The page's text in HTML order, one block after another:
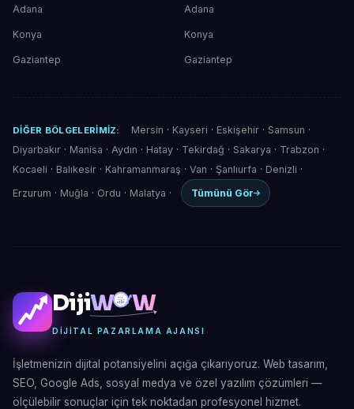
Adana
Konya
Gaziantep
Adana
Konya
Gaziantep
DIĞER BÖLGELERIMIZ: Mersin · Kayseri · Eskişehir· Samsun ·
Diyarbakır · Manisa · Aydın · Hatay · Tekirdağ · Sakarya · Trabzon ·
Kocaeli · Balıkesir · Kahramanmaraş · Van · Şanlıurfa · Denizli ·
Erzurum · Muğla · Ordu · Malatya · Tümünü Gör
DijiW W
DIJITAL PAZARLAMA AJANSI
İşletmenizin dijital potansiyelini açığa çıkarıyoruz. Web tasarım,
SEO, Google Ads, sosyal medya ve özel yazılım çözümleri —
ölçülebilir sonuçlar için tek noktadan profesyonel hizmet.